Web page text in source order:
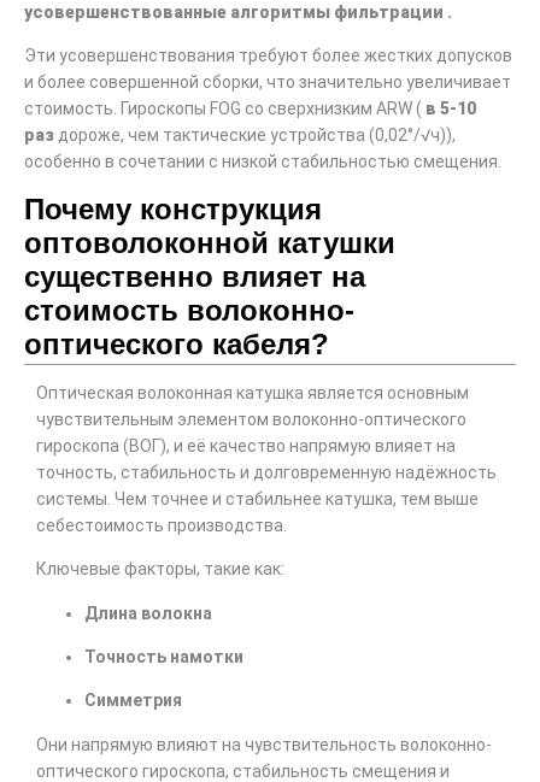
усовершенствованные алгоритмы фильтрации .
Эти усовершенствования требуют более жестких допусков
и более совершенной сборки, что значительно увеличивает
стоимость. Гироскопы FOG со сверхнизким ARW ( в 5-10
раздороже, чем тактические устройства (0,02°/√ч)),
особенно в сочетании с низкой стабильностью смещения.
Почему конструкция
оптоволоконной катушки
существенно влияет на
стоимость волоконно-
оптического кабеля?
Оптическая волоконная катушка является основным
чувствительным элементом волоконно-оптического
гироскопа (ВОГ), и её качество напрямую влияет на
точность, стабильность и долговременную надёжность
системы. Чем точнее и стабильнее катушка, тем выше
себестоимость производства.
Ключевые факторы, такие как:
Длина волокна
Точность намотки
Симметрия
Они напрямую влияют на чувствительность волоконно-
оптического гироскопа, стабильность смещения и